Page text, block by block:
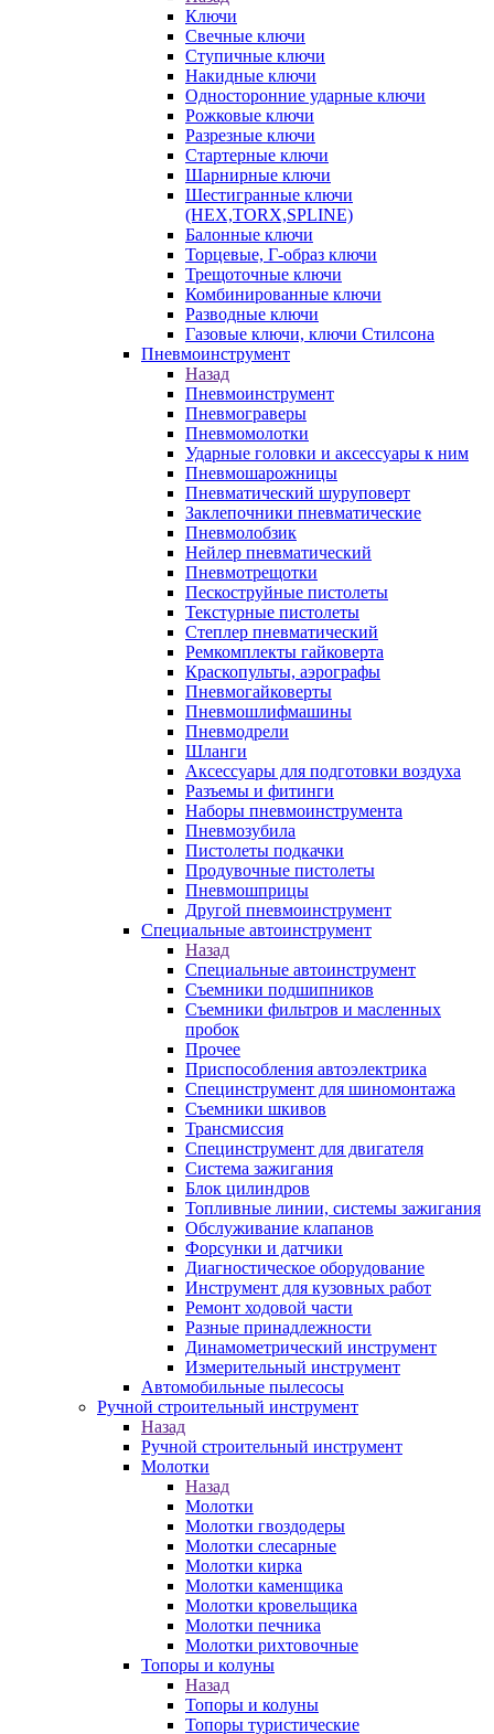
Ключи
Свечные ключи
Ступичные ключи
Накидные ключи
Односторонние ударные ключи
Рожковые ключи
Разрезные ключи
Стартерные ключи
Шарнирные ключи
Шестигранные ключи
(HEX,TORX,SPLINE)
Балонные ключи
Торцевые, Г-образ ключи
Трещоточные ключи
Комбинированные ключи
Разводные ключи
Газовые ключи, ключи Стилсона
Пневмоинструмент
Назад
Пневмоинструмент
Пневмограверы
Пневмомолотки
Ударные головки и аксессуары к ним
Пневмошарожницы
Пневматический шуруповерт
Заклепочники пневматические
Пневмолобзик
Нейлер пневматический
Пневмотрещотки
Пескоструйные пистолеты
Текстурные пистолеты
Степлер пневматический
Ремкомплекты гайковерта
Краскопульты, аэрографы
Пневмогайковерты
Пневмошлифмашины
Пневмодрели
Шланги
Аксессуары для подготовки воздуха
Разъемы и фитинги
Наборы пневмоинструмента
Пневмозубила
Пистолеты подкачки
Продувочные пистолеты
Пневмошприцы
Другой пневмоинструмент
Специальные автоинструмент
Назад
Специальные автоинструмент
Съемники подшипников
Съемники фильтров и масленных
пробок
Прочее
Приспособления автоэлектрика
Специнструмент для шиномонтажа
Съемники шкивов
Трансмиссия
Специнструмент для двигателя
Система зажигания
Блок цилиндров
Топливные линии, системы зажигания
Обслуживание клапанов
Форсунки и датчики
Диагностическое оборудование
Инструмент для кузовных работ
Ремонт ходовой части
Разные принадлежности
Динамометрический инструмент
Измерительный инструмент
Автомобильные пылесосы
Ручной строительный инструмент
Назад
Ручной строительный инструмент
Молотки
Назад
Молотки
Молотки гвоздодеры
Молотки слесарные
Молотки кирка
Молотки каменщика
Молотки кровельщика
Молотки печника
Молотки рихтовочные
Топоры и колуны
Назад
Топоры и колуны
Топоры туристические